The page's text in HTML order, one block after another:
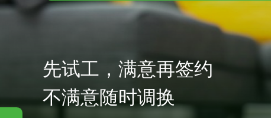
先试工，满意再签约
不满意随时调换